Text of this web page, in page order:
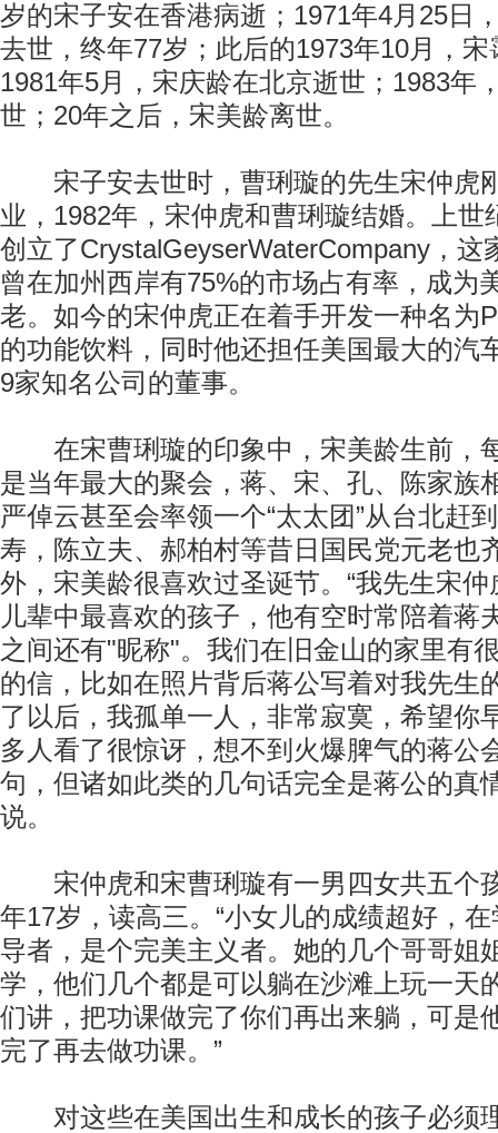
岁的宋子安在香港病逝；1971年4月25日
去世，终年77岁；此后的1973年10月，
1981年5月，宋庆龄在北京逝世；1983年
世；20年之后，宋美龄离世。
宋子安去世时，曹琍璇的先生宋仲虎
业，1982年，宋仲虎和曹琍璇结婚。上世
创立了CrystalGeyserWaterCompany，这
曾在加州西岸有75%的市场占有率，成为
老。如今的宋仲虎正在着手开发一种名为
的功能饮料，同时他还担任美国最大的汽
9家知名公司的董事。
在宋曹琍璇的印象中，宋美龄生前，
是当年最大的聚会，蒋、宋、孔、陈家族
严倬云甚至会率领一个“太太团”从台北赶
寿，陈立夫、郝柏村等昔日国民党元老也
外，宋美龄很喜欢过圣诞节。“我先生宋
儿辈中最喜欢的孩子，他有空时常陪着蒋
之间还有"昵称"。我们在旧金山的家里有
的信，比如在照片背后蒋公写着对我先生
了以后，我孤单一人，非常寂寞，希望你
多人看了很惊讶，想不到火爆脾气的蒋公
句，但诸如此类的几句话完全是蒋公的真
说。
宋仲虎和宋曹琍璇有一男四女共五个
年17岁，读高三。“小女儿的成绩超好，
导者，是个完美主义者。她的几个哥哥姐
学，他们几个都是可以躺在沙滩上玩一天
们讲，把功课做完了你们再出来躺，可是
完了再去做功课。”
对这些在美国出生和成长的孩子必须